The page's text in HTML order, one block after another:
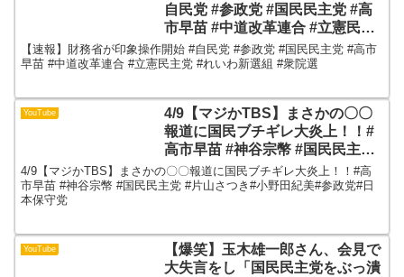
自民党 #参政党 #国民民主党 #高
市早苗 #中道改革連合 #立憲民主
党 #れいわ新選組 #衆院選
【速報】財務省が印象操作開始 #自民党 #参政党 #国民民主党 #高市
早苗 #中道改革連合 #立憲民主党 #れいわ新選組 #衆院選
YouTube
4/9【マジかTBS】まさかの〇〇
報道に国民ブチギレ大炎上！！#
高市早苗 #神谷宗幣 #国民民主党
#片山さつき#小野田紀美#参政党
#日本保守党
4/9【マジかTBS】まさかの〇〇報道に国民ブチギレ大炎上！！#高
市早苗 #神谷宗幣 #国民民主党 #片山さつき#小野田紀美#参政党#日
本保守党
YouTube
【爆笑】玉木雄一郎さん、会見で
大失言をし「国民民主党をぶっ潰